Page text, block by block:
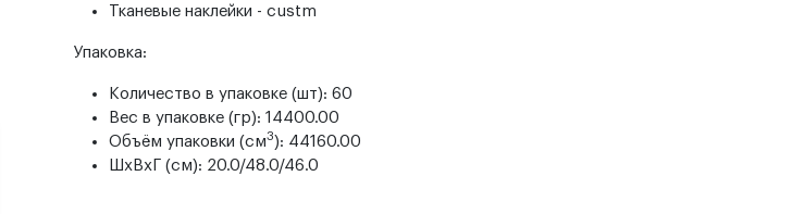
Тканевые наклейки - custm
Упаковка:
Количество в упаковке (шт): 60
Вес в упаковке (гр): 14400.00
Объём упаковки (см3): 44160.00
ШxВxГ (см): 20.0/48.0/46.0